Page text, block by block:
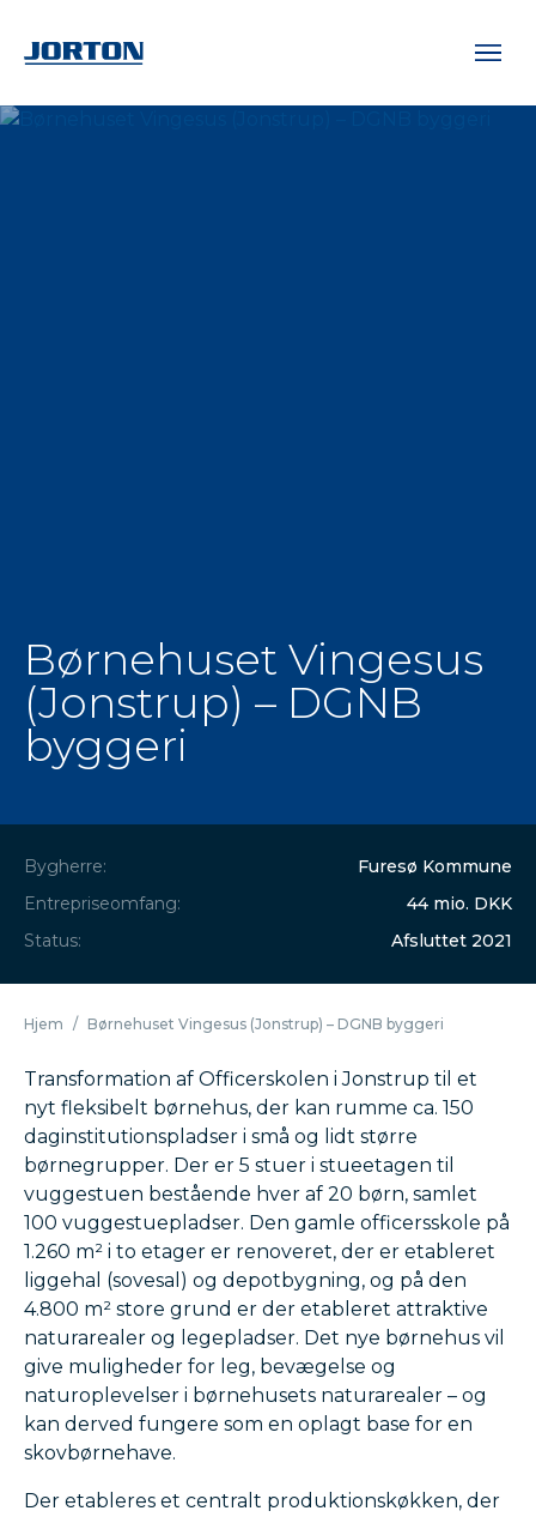
Børnehuset Vingesus
(Jonstrup) – DGNB
byggeri
Bygherre:
Furesø Kommune
Entrepriseomfang:
44 mio. DKK
Status:
Afsluttet 2021
Hjem / Børnehuset Vingesus (Jonstrup) – DGNB byggeri
Transformation af Officerskolen i Jonstrup til et
nyt fleksibelt børnehus, der kan rumme ca. 150
daginstitutionspladser i små og lidt større
børnegrupper. Der er 5 stuer i stueetagen til
vuggestuen bestående hver af 20 børn, samlet
100 vuggestuepladser. Den gamle officersskole på
1.260 m² i to etager er renoveret, der er etableret
liggehal (sovesal) og depotbygning, og på den
4.800 m² store grund er der etableret attraktive
naturarealer og legepladser. Det nye børnehus vil
give muligheder for leg, bevægelse og
naturoplevelser i børnehusets naturarealer – og
kan derved fungere som en oplagt base for en
skovbørnehave.
Der etableres et centralt produktionskøkken, der